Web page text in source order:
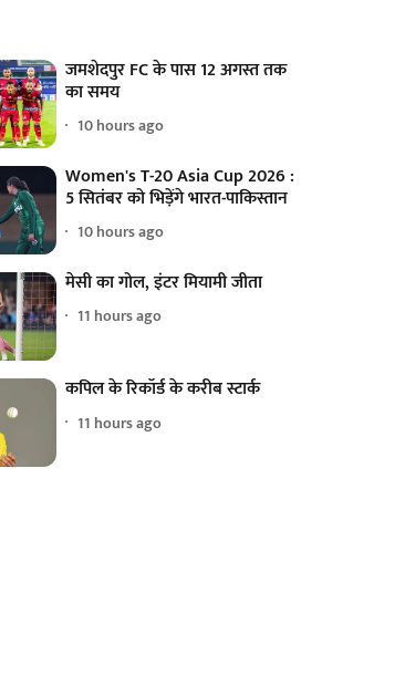
जमशेदपुर FC के पास 12 अगस्त तक
का समय
10 hours ago
Women's T-20 Asia Cup 2026 :
5 सितंबर को भिड़ेंगे भारत-पाकिस्तान
10 hours ago
मेसी का गोल, इंटर मियामी जीता
11 hours ago
कपिल के रिकॉर्ड के करीब स्टार्क
11 hours ago